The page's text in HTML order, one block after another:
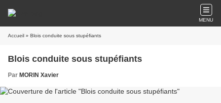
MENU
Accueil » Blois conduite sous stupéfiants
Blois conduite sous stupéfiants
Par MORIN Xavier